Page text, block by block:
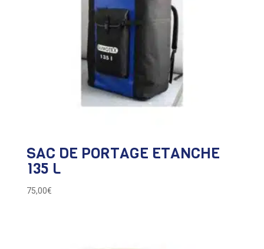
SAC DE PORTAGE ETANCHE
135 L
75,00€